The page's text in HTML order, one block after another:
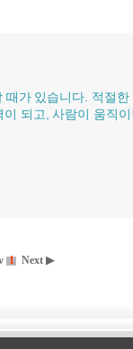
가 있습니다. 적절한
되고, 사람이 움직
1 Next ▶